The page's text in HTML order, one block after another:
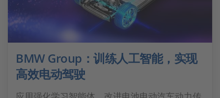
BMW Group：训练人工智能，实现
高效电动驾驶